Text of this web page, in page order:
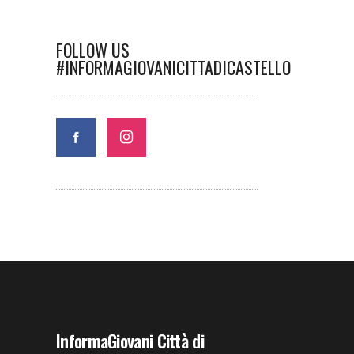
FOLLOW US
#INFORMAGIOVANICITTADICASTELLO
InformaGiovani Città di